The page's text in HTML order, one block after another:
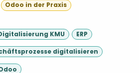
Odoo in der Praxis
KMU ERP
digitalisieren